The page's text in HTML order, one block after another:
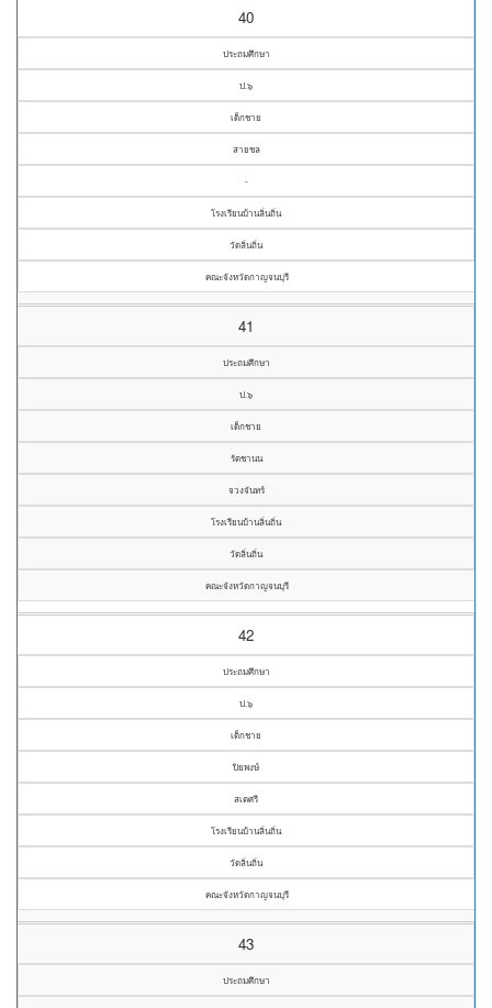
40
ประถมศึกษา
ป.๖
เด็กชาย
สายชล
-
โรงเรียนบ้านลิ่นถิ่น
วัดลิ่นถิ่น
คณะจังหวัดกาญจนบุรี
41
ประถมศึกษา
ป.๖
เด็กชาย
รัตชานน
จวงจันทร์
โรงเรียนบ้านลิ่นถิ่น
วัดลิ่นถิ่น
คณะจังหวัดกาญจนบุรี
42
ประถมศึกษา
ป.๖
เด็กชาย
ปิยพงษ์
สเตศรี
โรงเรียนบ้านลิ่นถิ่น
วัดลิ่นถิ่น
คณะจังหวัดกาญจนบุรี
43
ประถมศึกษา